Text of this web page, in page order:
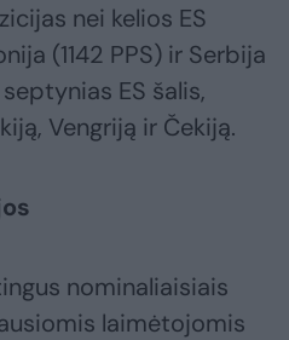
nei kelios ES
(1142 PPS) ir Serbija
ES šalis,
Vengriją ir Čekiją.
nominaliaisiais
laimėtojomis